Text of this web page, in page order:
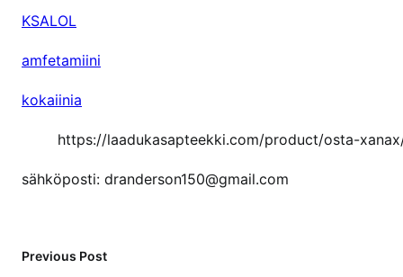
KSALOL
amfetamiini
kokaiinia
https://laadukasapteekki.com/product/osta-
sähköposti: dranderson150@gmail.com
Previous Post